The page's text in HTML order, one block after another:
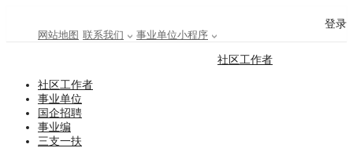
网站地图 联系我们 事业单位小程序
登录
社区工作者
社区工作者
事业单位
国企招聘
事业编
三支一扶